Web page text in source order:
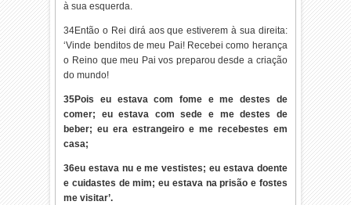
à sua esquerda.
34Então o Rei dirá aos que estiverem à sua direita:
‘Vinde benditos de meu Pai! Recebei como herança
o Reino que meu Pai vos preparou desde a criação
do mundo!
35Pois eu estava com fome e me destes de
comer; eu estava com sede e me destes de
beber; eu era estrangeiro e me rece­bestes em
casa;
36eu estava nu e me vestistes; eu estava doente
e cuidastes de mim; eu estava na prisão e fostes
me visitar’.